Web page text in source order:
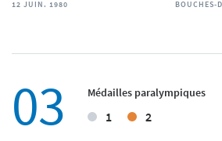
12 JUIN. 1980 BOUCHES-
03 Médailles paralympiques
1 2